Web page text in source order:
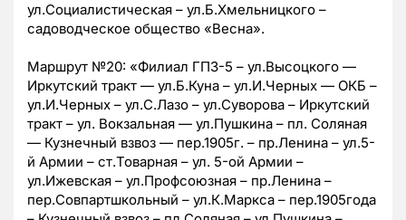
ул.Социалистическая – ул.Б.Хмельницкого –
садоводческое общество «Весна».
Маршрут №20: «Филиал ГПЗ-5 – ул.Высоцкого —
Иркутский тракт — ул.Б.Куна – ул.И.Черных — ОКБ –
ул.И.Черных – ул.С.Лазо – ул.Суворова – Иркутский
тракт – ул. Вокзальная — ул.Пушкина – пл. Соляная
— Кузнечный взвоз — пер.1905г. – пр.Ленина – ул.5-
й Армии – ст.Товарная – ул. 5-ой Армии –
ул.Ижевская – ул.Профсоюзная – пр.Ленина –
пер.Совпартшкольный – ул.К.Маркса – пер.1905года